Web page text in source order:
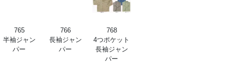
765
半袖ジャン
パー
766
長袖ジャン
パー
768
4つポケット
長袖ジャン
パー